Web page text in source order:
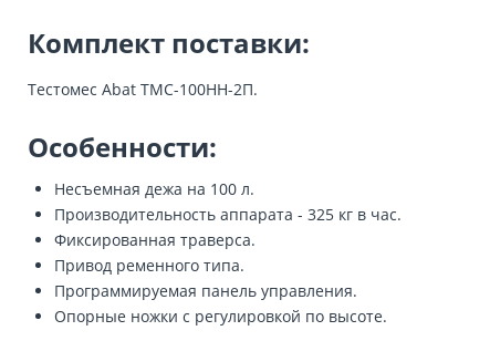
Комплект поставки:
Тестомес Abat ТМС-100НН-2П.
Особенности:
Несъемная дежа на 100 л.
Производительность аппарата - 325 кг в час.
Фиксированная траверса.
Привод ременного типа.
Программируемая панель управления.
Опорные ножки с регулировкой по высоте.